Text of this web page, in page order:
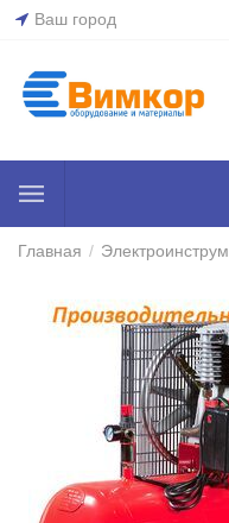
Ваш город
Главная /